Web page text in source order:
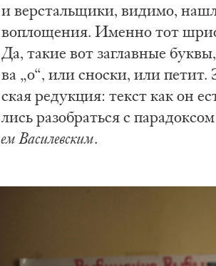
и вер­сталь­щи­ки, ви­ди­мо,
во­пло­ще­ния. Имен­но тот
Да, та­кие вот за­глав­ные
ва „о“, или снос­ки, или
ская ре­дук­ция: текст как он
лись ра­зо­брать­ся с
ем Ва­си­лев­ским.